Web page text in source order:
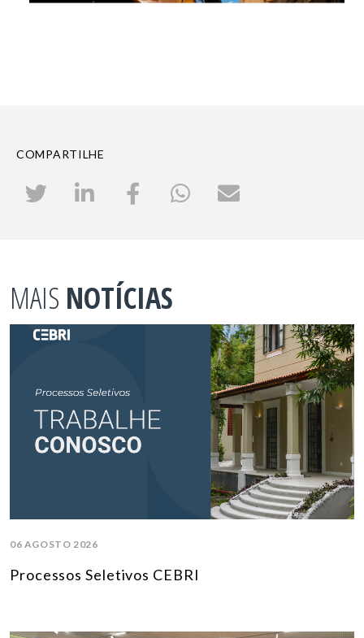
COMPARTILHE
MAIS NOTÍCIAS
06 AGOSTO 2026
Processos Seletivos CEBRI